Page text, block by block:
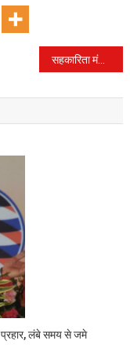
सहकारिता मंत्री डॉ. धन सिंह रावत बोले- उत्तराखंड में लागू होगी नीदरलैंड की सहकारी प्रशासन व्यवस्था
प्रहार, लंबे समय से जमे